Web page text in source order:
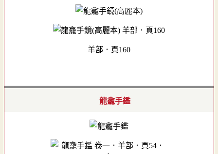
羊部．頁160
龍龕手鑑